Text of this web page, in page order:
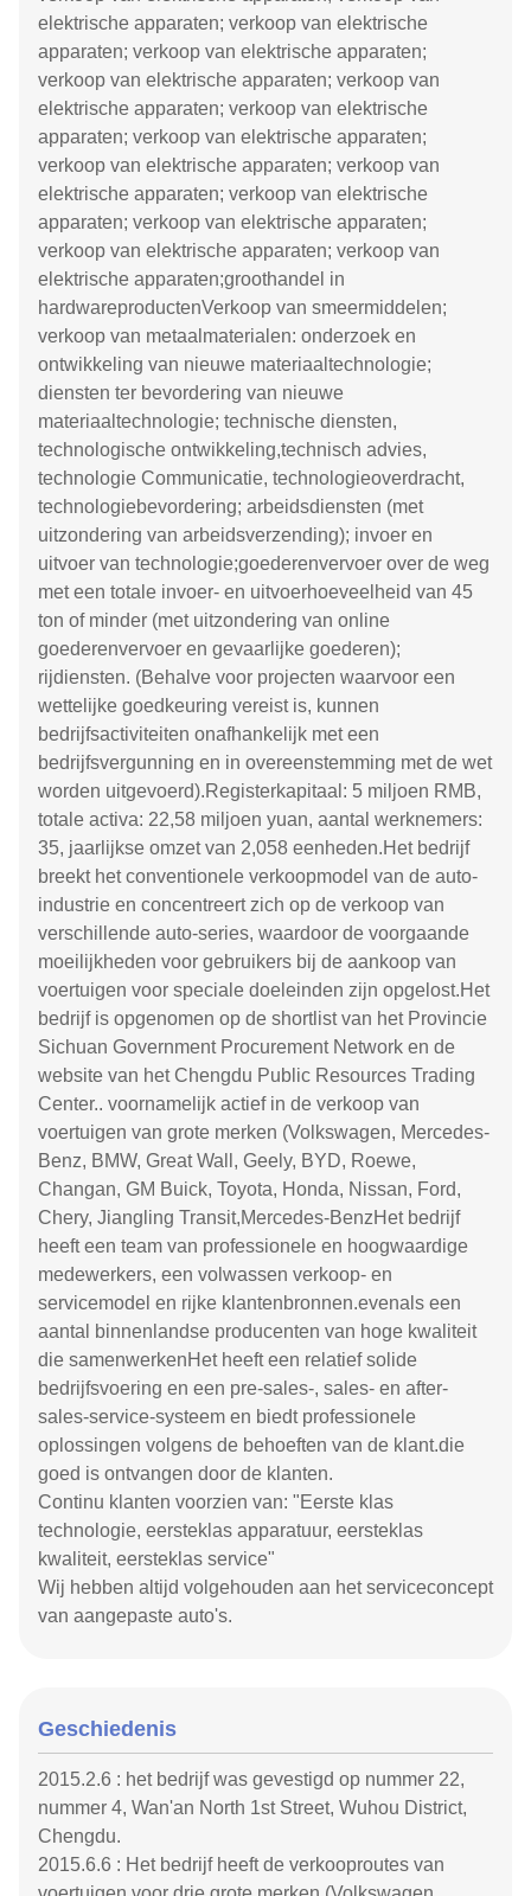
elektrische apparaten; verkoop van elektrische
apparaten; verkoop van elektrische apparaten;
verkoop van elektrische apparaten; verkoop van
elektrische apparaten; verkoop van elektrische
apparaten; verkoop van elektrische apparaten;
verkoop van elektrische apparaten; verkoop van
elektrische apparaten; verkoop van elektrische
apparaten; verkoop van elektrische apparaten;
verkoop van elektrische apparaten; verkoop van
elektrische apparaten;groothandel in
hardwareproductenVerkoop van smeermiddelen;
verkoop van metaalmaterialen: onderzoek en
ontwikkeling van nieuwe materiaaltechnologie;
diensten ter bevordering van nieuwe
materiaaltechnologie; technische diensten,
technologische ontwikkeling,technisch advies,
technologie Communicatie, technologieoverdracht,
technologiebevordering; arbeidsdiensten (met
uitzondering van arbeidsverzending); invoer en
uitvoer van technologie;goederenvervoer over de weg
met een totale invoer- en uitvoerhoeveelheid van 45
ton of minder (met uitzondering van online
goederenvervoer en gevaarlijke goederen);
rijdiensten. (Behalve voor projecten waarvoor een
wettelijke goedkeuring vereist is, kunnen
bedrijfsactiviteiten onafhankelijk met een
bedrijfsvergunning en in overeenstemming met de wet
worden uitgevoerd).Registerkapitaal: 5 miljoen RMB,
totale activa: 22,58 miljoen yuan, aantal werknemers:
35, jaarlijkse omzet van 2,058 eenheden.Het bedrijf
breekt het conventionele verkoopmodel van de auto-
industrie en concentreert zich op de verkoop van
verschillende auto-series, waardoor de voorgaande
moeilijkheden voor gebruikers bij de aankoop van
voertuigen voor speciale doeleinden zijn opgelost.Het
bedrijf is opgenomen op de shortlist van het Provincie
Sichuan Government Procurement Network en de
website van het Chengdu Public Resources Trading
Center.. voornamelijk actief in de verkoop van
voertuigen van grote merken (Volkswagen, Mercedes-
Benz, BMW, Great Wall, Geely, BYD, Roewe,
Changan, GM Buick, Toyota, Honda, Nissan, Ford,
Chery, Jiangling Transit,Mercedes-BenzHet bedrijf
heeft een team van professionele en hoogwaardige
medewerkers, een volwassen verkoop- en
servicemodel en rijke klantenbronnen.evenals een
aantal binnenlandse producenten van hoge kwaliteit
die samenwerkenHet heeft een relatief solide
bedrijfsvoering en een pre-sales-, sales- en after-
sales-service-systeem en biedt professionele
oplossingen volgens de behoeften van de klant.die
goed is ontvangen door de klanten.
Continu klanten voorzien van: "Eerste klas
technologie, eersteklas apparatuur, eersteklas
kwaliteit, eersteklas service"
Wij hebben altijd volgehouden aan het serviceconcept
van aangepaste auto's.
Geschiedenis
2015.2.6 : het bedrijf was gevestigd op nummer 22,
nummer 4, Wan'an North 1st Street, Wuhou District,
Chengdu.
2015.6.6 : Het bedrijf heeft de verkooproutes van